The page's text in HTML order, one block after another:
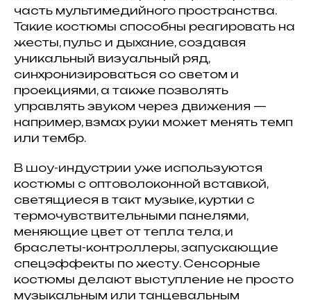
часть мультимедийного пространства.
Такие костюмы способны реагировать на
жесты, пульс и дыхание, создавая
уникальный визуальный ряд,
синхронизироваться со светом и
проекциями, а также позволять
управлять звуком через движения —
например, взмах руки может менять темп
или тембр.
В шоу-индустрии уже используются
костюмы с оптоволоконной вставкой,
светящиеся в такт музыке, куртки с
термочувствительными панелями,
меняющие цвет от тепла тела, и
браслеты-контроллеры, запускающие
спецэффекты по жесту. Сенсорные
костюмы делают выступление не просто
музыкальным или танцевальным